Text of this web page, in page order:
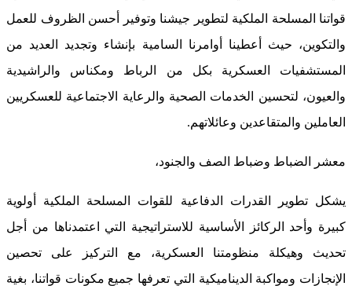
قواتنا المسلحة الملكية لتطوير جيشنا وتوفير أحسن الظروف للعمل
والتكوين، حيث أعطينا أوامرنا السامية بإنشاء وتجديد العديد من
المستشفيات العسكرية بكل من الرباط ومكناس والراشيدية
والعيون، لتحسين الخدمات الصحية والرعاية الاجتماعية للعسكريين
العاملين والمتقاعدين وعائلاتهم.
معشر الضباط وضباط الصف والجنود،
يشكل تطوير القدرات الدفاعية للقوات المسلحة الملكية أولوية
كبيرة وأحد الركائز الأساسية للاستراتيجية التي اعتمدناها من أجل
تحديث وهيكلة منظومتنا العسكرية، مع التركيز على تحصين
الإنجازات ومواكبة الديناميكية التي تعرفها جميع مكونات قواتنا، بغية